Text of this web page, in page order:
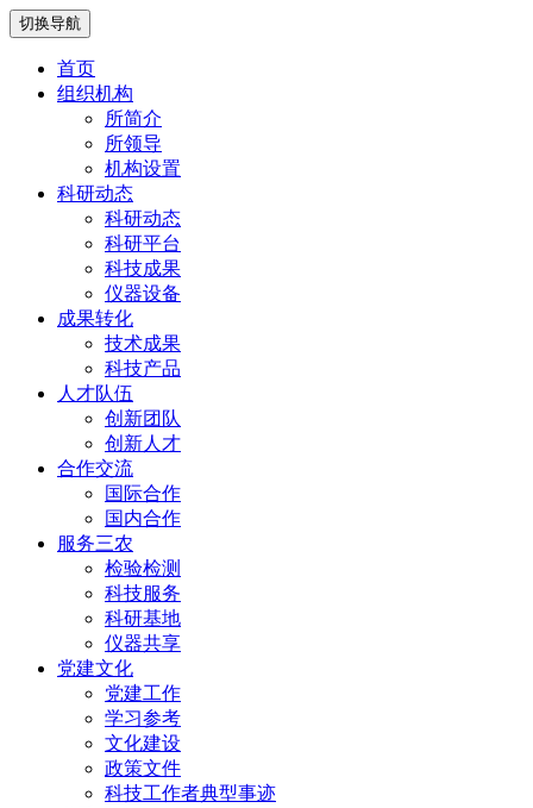
切换导航
首页
组织机构
所简介
所领导
机构设置
科研动态
科研动态
科研平台
科技成果
仪器设备
成果转化
技术成果
科技产品
人才队伍
创新团队
创新人才
合作交流
国际合作
国内合作
服务三农
检验检测
科技服务
科研基地
仪器共享
党建文化
党建工作
学习参考
文化建设
政策文件
科技工作者典型事迹